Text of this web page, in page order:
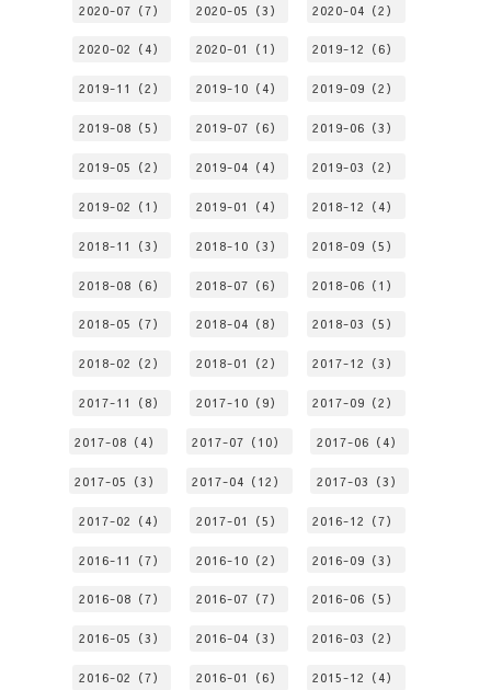
2020-07（7） 2020-05（3） 2020-04（2）
2020-02（4） 2020-01（1） 2019-12（6）
2019-11（2） 2019-10（4） 2019-09（2）
2019-08（5） 2019-07（6） 2019-06（3）
2019-05（2） 2019-04（4） 2019-03（2）
2019-02（1） 2019-01（4） 2018-12（4）
2018-11（3） 2018-10（3） 2018-09（5）
2018-08（6） 2018-07（6） 2018-06（1）
2018-05（7） 2018-04（8） 2018-03（5）
2018-02（2） 2018-01（2） 2017-12（3）
2017-11（8） 2017-10（9） 2017-09（2）
2017-08（4） 2017-07（10） 2017-06（4）
2017-05（3） 2017-04（12） 2017-03（3）
2017-02（4） 2017-01（5） 2016-12（7）
2016-11（7） 2016-10（2） 2016-09（3）
2016-08（7） 2016-07（7） 2016-06（5）
2016-05（3） 2016-04（3） 2016-03（2）
2016-02（7） 2016-01（6） 2015-12（4）